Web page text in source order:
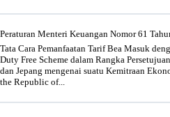
Peraturan Menteri Keuangan Nomor 61
Tata Cara Pemanfaatan Tarif Bea Masuk
Duty Free Scheme dalam Rangka
dan Jepang mengenai suatu Kemitraan
the Republic of...